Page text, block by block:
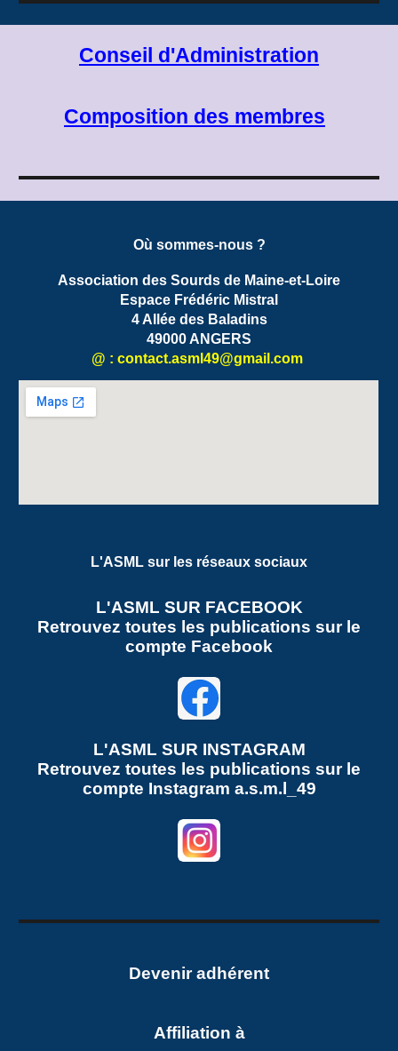
Conseil d'Administration
Composition des membres
Où sommes-nous ?
Association des Sourds de Maine-et-Loire
Espace Frédéric Mistral
4 Allée des Baladins
49000 ANGERS
@ : contact.asml49@gmail.com
L'ASML sur les réseaux sociaux
L'ASML SUR FACEBOOK
Retrouvez toutes les publications sur le
compte Facebook
L'ASML SUR INSTAGRAM
Retrouvez toutes les publications sur le
compte Instagram a.s.m.l_49
Devenir adhérent
Affiliation à